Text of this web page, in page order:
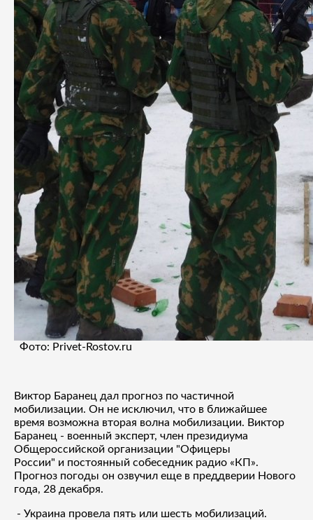
Фото: Privet-Rostov.ru
Виктор Баранец дал прогноз по частичной
мобилизации. Он не исключил, что в ближайшее
время возможна вторая волна мобилизации. Виктор
Баранец - военный эксперт, член президиума
Общероссийской организации "Офицеры
России" и постоянный собеседник радио «КП».
Прогноз погоды он озвучил еще в преддверии Нового
года, 28 декабря.
- Украина провела пять или шесть мобилизаций.